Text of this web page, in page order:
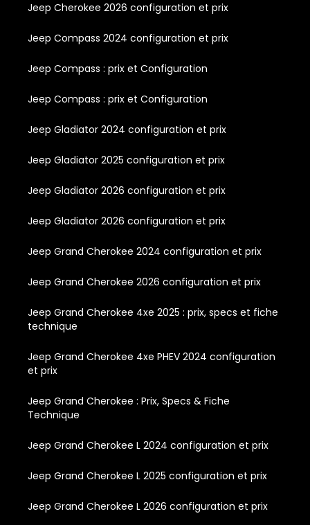
Jeep Cherokee 2026 configuration et prix
Jeep Compass 2024 configuration et prix
Jeep Compass : prix et Configuration
Jeep Compass : prix et Configuration
Jeep Gladiator 2024 configuration et prix
Jeep Gladiator 2025 configuration et prix
Jeep Gladiator 2026 configuration et prix
Jeep Gladiator 2026 configuration et prix
Jeep Grand Cherokee 2024 configuration et prix
Jeep Grand Cherokee 2026 configuration et prix
Jeep Grand Cherokee 4xe 2025 : prix, specs et fiche
technique
Jeep Grand Cherokee 4xe PHEV 2024 configuration
et prix
Jeep Grand Cherokee : Prix, Specs & Fiche
Technique
Jeep Grand Cherokee L 2024 configuration et prix
Jeep Grand Cherokee L 2025 configuration et prix
Jeep Grand Cherokee L 2026 configuration et prix